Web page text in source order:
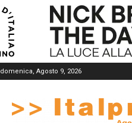
domenica, Agosto 9, 2026